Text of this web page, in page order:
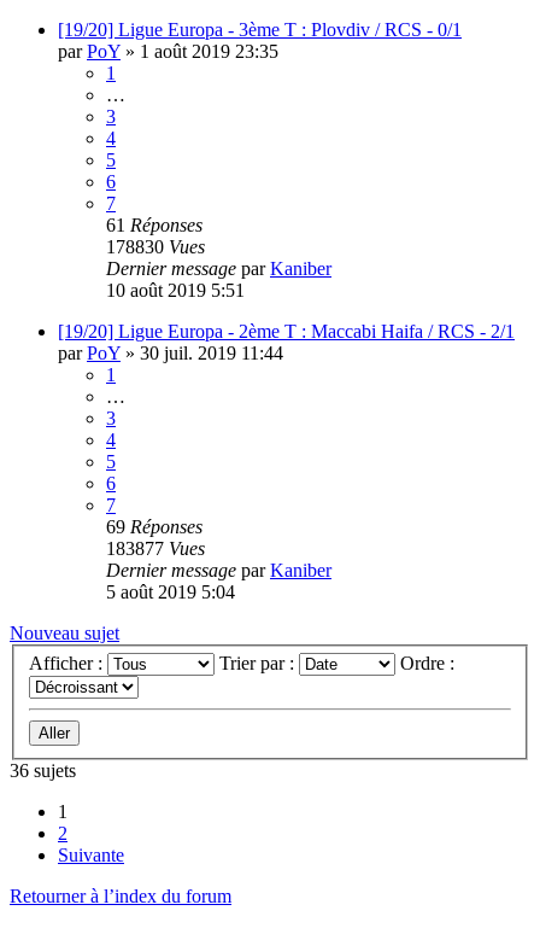
[19/20] Ligue Europa - 3ème T : Plovdiv / RCS - 0/1
parPoY » 1 août 2019 23:35
1
…
3
4
5
6
7
61 Réponses
178830 Vues
Dernier message parKaniber
10 août 2019 5:51
[19/20] Ligue Europa - 2ème T : Maccabi Haifa / RCS - 2/1
parPoY » 30 juil. 2019 11:44
1
…
3
4
5
6
7
69 Réponses
183877 Vues
Dernier message parKaniber
5 août 2019 5:04
Nouveau sujet
Afficher :
Trier par : Ordre :
36 sujets
1
2
Suivante
Retourner à l’index du forum